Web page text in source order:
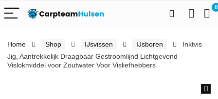
0
Home Shop IJsvissen IJsboren
Inktvis
Jig, Aantrekkelijk Draagbaar Gestroomlijnd Lichtgevend
Vislokmiddel voor Zoutwater Voor Visliefhebbers